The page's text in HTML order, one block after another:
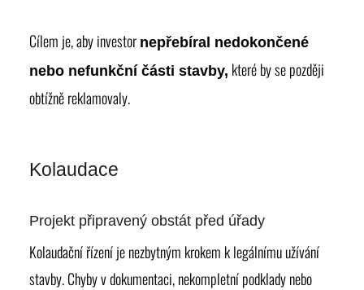
Cílem je, aby investor nepřebíral nedokončené
nebo nefunkční části stavby, které by se později
obtížně reklamovaly.
Kolaudace
Projekt připravený obstát před úřady
Kolaudační řízení je nezbytným krokem k legálnímu užívání
stavby. Chyby v dokumentaci, nekompletní podklady nebo